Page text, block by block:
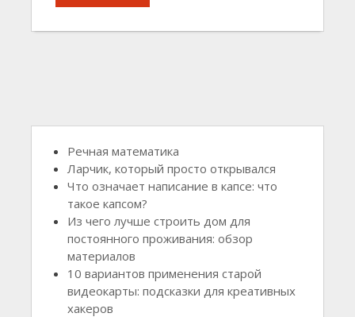
Речная математика
Ларчик, который просто открывался
Что означает написание в капсе: что
такое капсом?
Из чего лучше строить дом для
постоянного проживания: обзор
материалов
10 вариантов применения старой
видеокарты: подсказки для креативных
хакеров